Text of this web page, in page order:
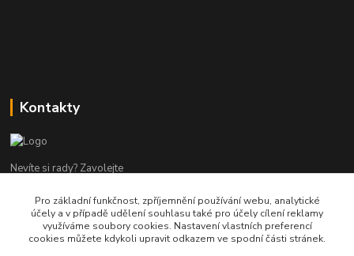
Kontakty
Nevíte si rady? Zavolejte
tel:+420 602960000
8-19 Po Pá
Pro základní funkčnost, zpříjemnění používání webu, analytické
účely a v případě udělení souhlasu také pro účely cílení reklamy
využíváme soubory cookies. Nastavení vlastních preferencí
cookies můžete kdykoli upravit odkazem ve spodní části stránek.